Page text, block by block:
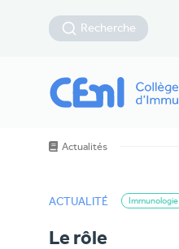
Recherche
Actualités
ACTUALITÉ Immunologie
Le rôle